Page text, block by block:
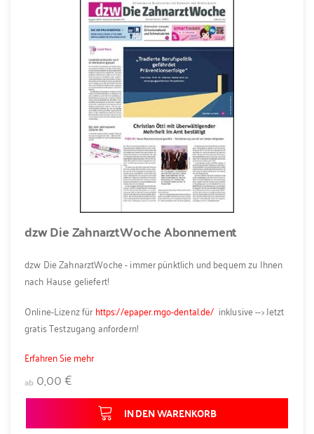
dzw Die ZahnarztWoche Abonnement
dzw Die ZahnarztWoche - immer pünktlich und bequem zu Ihnen
nach Hause geliefert!
Online-Lizenz für https://epaper.mgo-dental.de/ inklusive --> Jetzt
gratis Testzugang anfordern!
Erfahren Sie mehr
ab 0,00 €
IN DEN WARENKORB